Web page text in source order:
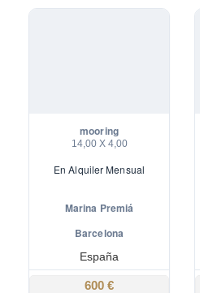
mooring
mooring
14,00 X 4,00
En Alquiler Mensual
Marina Premiá
Barcelona
España
600 €